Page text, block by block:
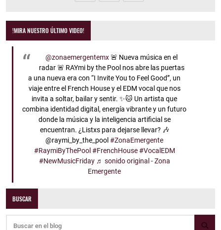
!MIRA NUESTRO ÚLTIMO VIDEO!
@zonaemergentemx🚨 Nueva música en el
radar 🚨 RAYmi by the Pool nos abre las puertas
a una nueva era con “I Invite You to Feel Good”, un
viaje entre el French House y el EDM vocal que nos
invita a soltar, bailar y sentir. ✨🐱 Un artista que
combina identidad digital, energía vibrante y un futuro
donde la música y la inteligencia artificial se
encuentran. ¿Listxs para dejarse llevar? 🎶
@raymi_by_the_pool#ZonaEmergente
#RaymiByThePool #FrenchHouse #VocalEDM
#NewMusicFriday ♬ sonido original - Zona
Emergente
BUSCAR